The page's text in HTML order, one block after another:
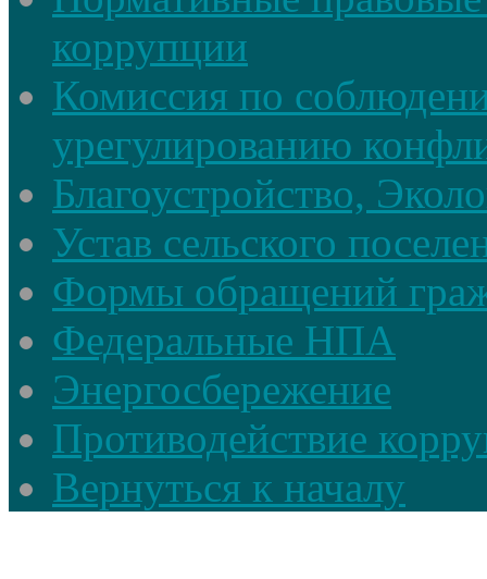
коррупции
Комиссия по
урегулированию
Благоустройство,
Устав сельского
Формы обращений
Федеральные НПА
Энергосбережение
Противодействие
Вернуться к началу